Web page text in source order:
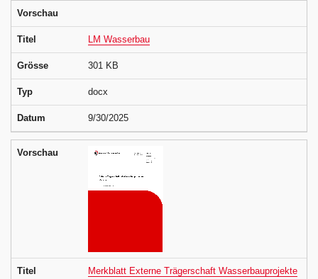
Vorschau
Titel LM Wasserbau
Grösse 301 KB
Typ docx
Datum 9/30/2025
Vorschau
Titel
Merkblatt Externe Trägerschaft Wasserbauprojekte